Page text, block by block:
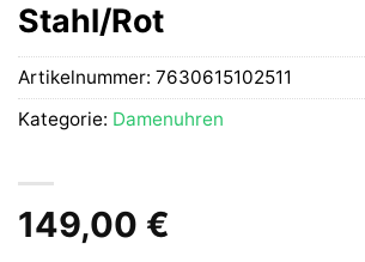
Stahl/Rot
149,00 €
Artikelnummer: 7630615102511
Kategorie: Damenuhren